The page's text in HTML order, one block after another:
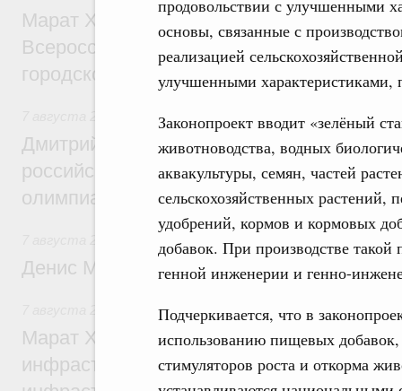
продовольствии с улучшенными
основы, связанные с
реализацией
улучшенными характеристиками,
Законопроект вводит «зелёный
животноводства, водных
аквакультуры, семян, частей
сельскохозяйственных
удобрений, кормов и кормовых
добавок. При производстве
генной инженерии и генно-
Подчеркивается, что в
использованию пищевых
стимуляторов роста и откорма
Марат Хуснуллин провёл заседание
Всероссийского конкурса лучших
городской среды
Отрасль информационных технологий
Дмитрий Чернышенко и Сергей Кравцов
российскую сборную с победой на
олимпиаде по искусственному
Общие вопросы промышленной политики
Денис Мантуров посетил Ярославскую
Бюджеты субъектов Федерации.
Марат Хуснуллин: 15 объектов
инфраструктуры построили и обновили